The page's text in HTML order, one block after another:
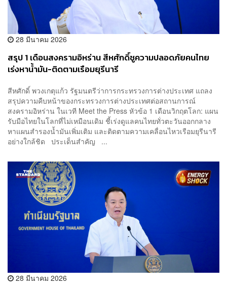
28 มีนาคม 2026
สรุป 1 เดือนสงครามอิหร่าน สีหศักดิ์ชูความปลอดภัยคนไทย
เร่งหาน้ำมัน-ติดตามเรือมยุรีนารี
สีหศักดิ์ พวงเกตุแก้ว รัฐมนตรีว่าการกระทรวงการต่างประเทศ แถลง
สรุปความคืบหน้าของกระทรวงการต่างประเทศต่อสถานการณ์
สงครามอิหร่าน ในเวที Meet the Press หัวข้อ 1 เดือนวิกฤตโลก: แผน
รับมือไทยในโลกที่ไม่เหมือนเดิม ชี้เร่งดูแลคนไทยทั่วตะวันออกกลาง
หาแผนสำรองน้ำมันเพิ่มเติม และติดตามความเคลื่อนไหวเรือมยุรีนารี
อย่างใกล้ชิด ประเด็นสำคัญ ...
28 มีนาคม 2026